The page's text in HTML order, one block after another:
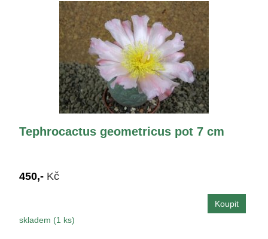
Tephrocactus geometricus pot 7 cm
450,- Kč
skladem (1 ks)